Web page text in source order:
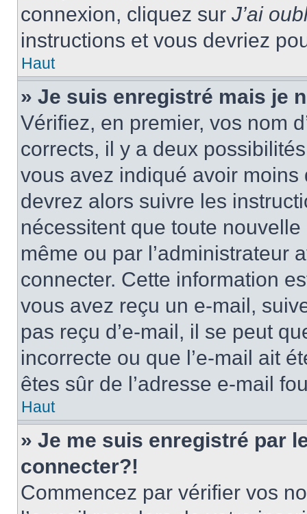
connexion, cliquez sur J’ai
instructions et vous devriez
Haut
» Je suis enregistré mais je
Vérifiez, en premier, vos nom
corrects, il y a deux
vous avez indiqué avoir moins
devrez alors suivre les
nécessitent que toute
même ou par l’administrateur
connecter. Cette information
vous avez reçu un e-mail,
pas reçu d’e-mail, il se peut
incorrecte ou que l’e-mail ait
êtes sûr de l’adresse e-mail
Haut
» Je me suis enregistré par
connecter?!
Commencez par vérifier vos